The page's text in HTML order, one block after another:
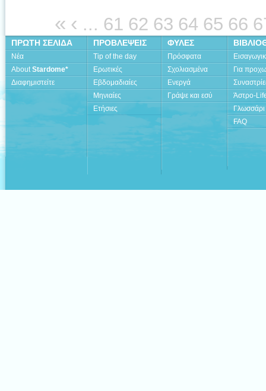
« ‹ ... 61 62 63 64 65 66
ΠΡΩΤΗ ΣΕΛΙΔΑ
Νέα
AboutStardome*
Διαφημιστείτε
ΠΡΟΒΛΕΨΕΙΣ
Tip of the day
Ερωτικές
Εβδομαδιαίες
Μηνιαίες
Ετήσιες
ΦΥΛΕΣ
Πρόσφατα
Σχολιασμένα
Ενεργά
Γράψε και εσύ
Για
Άστρο-
Γλωσσάρι
FAQ